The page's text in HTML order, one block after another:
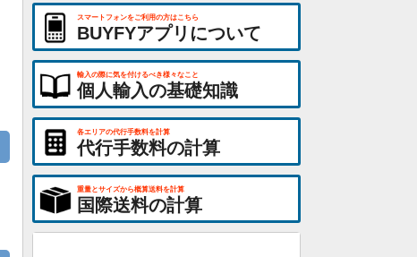
スマートフォンをご利用の方はこちら
BUYFYアプリについて
輸入の際に気を付けるべき様々なこと
個人輸入の基礎知識
各エリアの代行手数料を計算
代行手数料の計算
重量とサイズから概算送料を計算
国際送料の計算